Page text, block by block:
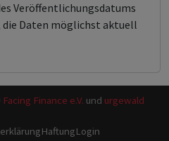
Veröffentlichungsdatums
die Daten möglichst aktuell
Facing Finance e.V. und urgewald
HaftungLogin